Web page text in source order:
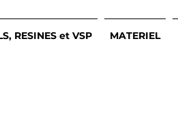
RESINES et VSP MATERIEL